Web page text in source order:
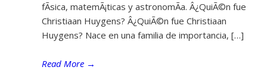
fÃ­sica, matemÃ¡ticas y astronomÃ­a. Â¿QuiÃ©n fue
Christiaan Huygens? Â¿QuiÃ©n fue Christiaan
Huygens? Nace en una familia de importancia, […]
Read More →